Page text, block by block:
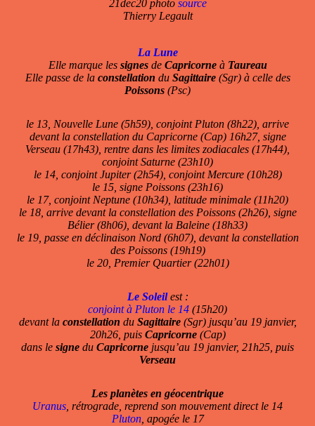
21dec20 photo source
Thierry Legault
La Lune
Elle marque les signesde Capricorneà Taureau
Elle passe de la constellation du Sagittaire(Sgr) à celle des
Poissons (Psc)
le 13, Nouvelle Lune (5h59), conjoint Pluton (8h22), arrive
devant la constellation du Capricorne (Cap) 16h27, signe
Verseau (17h43), rentre dans les limites zodiacales (17h44),
conjoint Saturne (23h10)
le 14, conjoint Jupiter (2h54), conjoint Mercure (10h28)
le 15, signe Poissons (23h16)
le 17, conjoint Neptune (10h34), latitude minimale (11h20)
le 18, arrive devant la constellation des Poissons (2h26), signe
Bélier (8h06), devant la Baleine (18h33)
le 19, passe en déclinaison Nord (6h07), devant la constellation
des Poissons (19h19)
le 20, Premier Quartier (22h01)
Le Soleilest :
conjoint à Pluton le 14 (15h20)
devant la constellation du Sagittaire(Sgr) jusqu’au 19 janvier,
20h26, puis Capricorne(Cap)
dans le signe du Capricorne jusqu’au 19 janvier, 21h25, puis
Verseau
Les planètes en géocentrique
Uranus , rétrograde, reprend son mouvement direct le 14
Pluton, apogée le 17